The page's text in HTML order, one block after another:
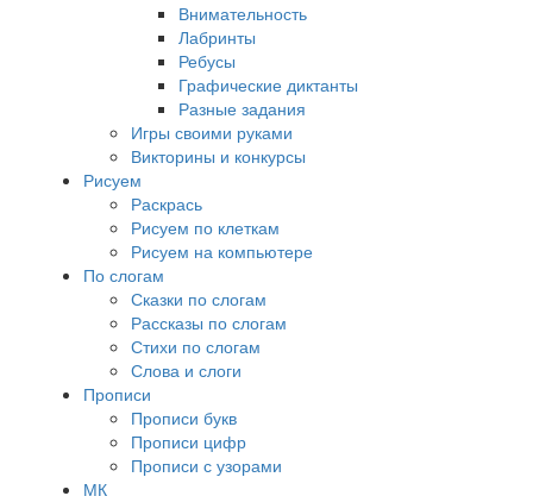
Внимательность
Лабринты
Ребусы
Графические диктанты
Разные задания
Игры своими руками
Викторины и конкурсы
Рисуем
Раскрась
Рисуем по клеткам
Рисуем на компьютере
По слогам
Сказки по слогам
Рассказы по слогам
Стихи по слогам
Слова и слоги
Прописи
Прописи букв
Прописи цифр
Прописи с узорами
МК